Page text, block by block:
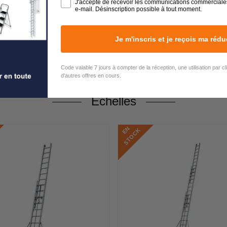
Echelles
E
N
S
T
O
C
K
J'accepte de recevoir les communications
e-mail. Désinscription possible à tout moment.
Je m'inscris et je reçois ma
Code valable 7 jours à compter de la réception, une utilisation par
d'autres offres en cours.